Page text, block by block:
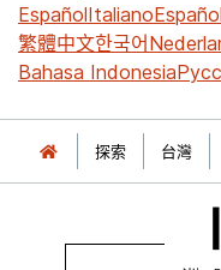
EspañolItaliano
繁體中文한국어
Bahasa Indonesia
探索 台灣